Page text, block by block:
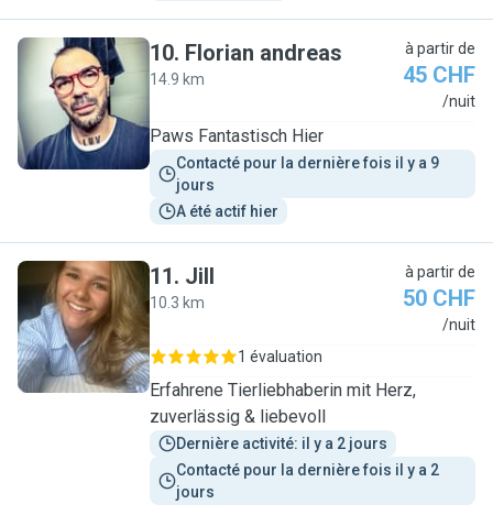
F
10. Florian andreas
14.9 km
à partir de
45 CHF
/nuit
Paws Fantastisch Hier
Contacté pour la dernière fois il y a 9
jours
A été actif hier
J
11. Jill
10.3 km
à partir de
50 CHF
/nuit
1 évaluation
Erfahrene Tierliebhaberin mit Herz,
zuverlässig & liebevoll
Dernière activité: il y a 2 jours
Contacté pour la dernière fois il y a 2
jours